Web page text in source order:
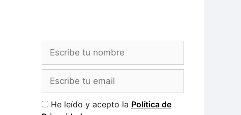
He leído y acepto la Política de